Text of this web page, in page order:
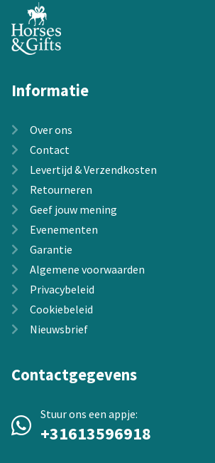
Informatie
Over ons
Contact
Levertijd & Verzendkosten
Retourneren
Geef jouw mening
Evenementen
Garantie
Algemene voorwaarden
Privacybeleid
Cookiebeleid
Nieuwsbrief
Contactgegevens
Stuur ons een appje:
+31613596918